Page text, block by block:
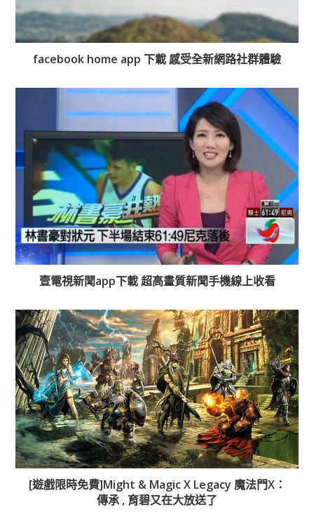
facebook home app 下載 感受全新網路社群體驗
壹電視新聞app下載 超高畫質新聞手機線上收看
[遊戲限時免費]Might & Magic X Legacy 魔法門X：
傳承 , 育碧又在大放送了